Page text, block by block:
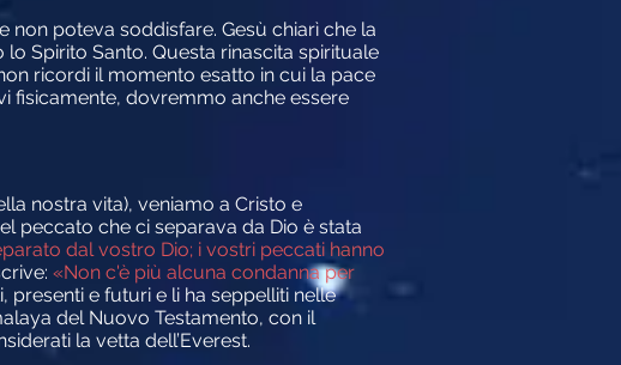
poteva soddisfare. Gesù chiarì che la
Spirito Santo. Questa rinascita spirituale
ricordi il momento esatto in cui la pace
fisicamente, dovremmo anche essere
nostra vita), veniamo a Cristo e
peccato che ci separava da Dio è stata
dal vostro Dio; i vostri peccati hanno
«Non c'è più alcuna condanna per
presenti e futuri e li ha seppelliti nelle
del Nuovo Testamento, con il
la vetta dell’Everest.